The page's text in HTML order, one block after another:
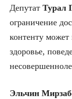
Депутат Турал
ограничение
контенту может
здоровье,
Эльчин